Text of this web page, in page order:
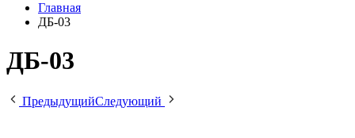
Главная
ДБ-03
ДБ-03
ПредыдущийСледующий